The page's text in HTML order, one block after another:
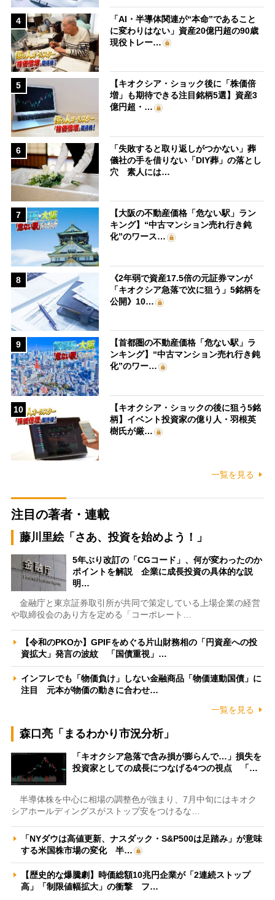
4
「AI・半導体関連が“本命”であること
に変わりはない」資産20億円超の90歳
現役トレー…
5
【キオクシア・ショック後に「株価倍
増」も期待できる注目銘柄5選】資産3
億円超・…
6
「失敗すると取り返しがつかない」葬
儀社の手を借りない「DIY葬」の落とし
穴 素人には…
7
【大阪の不動産価格「危ない駅」ラン
キング】“中古マンション売れ行き鈍
化”のワース…
8
《2年弱で資産17.5倍の元証券マンが
「キオクシア急落で次に狙う」5銘柄を
公開》10…
9
【首都圏の不動産価格「危ない駅」ラ
ンキング】“中古マンション売れ行き鈍
化”のワー…
10
【キオクシア・ショックの後に狙う5銘
柄】イベント投資家の億り人・羽根英
樹氏が厳…
一覧を見る
注目の著者・連載
藤川里絵「さあ、投資を始めよう！」
5年ぶり改訂の「CGコード」、何が変わったのか
ポイントを解説 企業に成長投資の具体的な説
明…
金融庁と東京証券取引所が共同で策定している上場企業の経営
や取締役会のあり方を定める「コーポレート…
【令和のPKOか】GPIFをめぐる片山財務相の「円資産への投
資拡大」発言の波紋 「国債重視」…
インフレでも「物価負け」しない金融商品「物価連動国債」に
注目 元本が物価の動きに合わせ…
一覧を見る
森口亮「まるわかり市況分析」
「キオクシア急落で含み損が膨らんで…」損失を
投資家としての成長につなげる4つの視点 「…
半導体株を中心に相場の調整色が強まり、7月中旬にはキオク
シアホールディングスがストップ安をつけるな…
「NYダウは高値更新、ナスダック・S&P500は足踏み」が意味
する米国株市場の変化 半…
【歴史的な爆騰劇】時価総額10兆円企業が「2連続ストップ
高」「制限値幅拡大」の衝撃 フ…